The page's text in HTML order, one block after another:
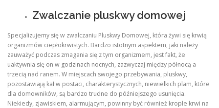
Zwalczanie pluskwy domowej
Specjalizujemy się w zwalczaniu Pluskwy Domowej, która żywi się krwią
organizmów ciepłokrwistych. Bardzo istotnym aspektem, jaki należy
zauważyć podczas zmagania się z tym organizmem, jest fakt, że
uaktywnia się on w godzinach nocnych, zazwyczaj między północą a
trzecią nad ranem. W miejscach swojego przebywania, pluskwy,
pozostawiają kał w postaci, charakterystycznych, niewielkich plam, które
dla domowników, są bardzo trudne do późniejszego usunięcia.
Niekiedy, zjawiskiem, alarmującym, powinny być również krople krwi na